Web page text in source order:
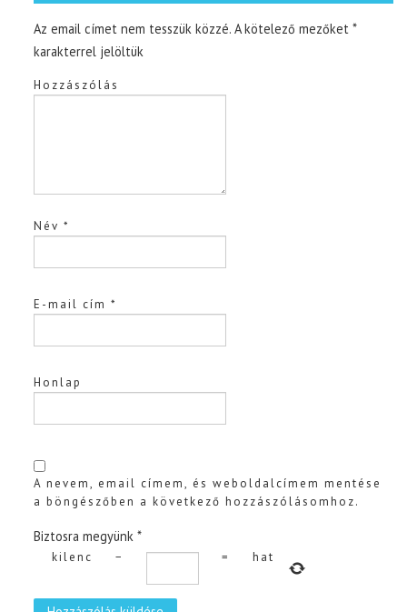
Az email címet nem tesszük közzé. A kötelező mezőket*
karakterrel jelöltük
Hozzászólás
Név*
E-mail cím*
Honlap
A nevem, email címem, és weboldalcímem mentése
a böngészőben a következő hozzászólásomhoz.
Biztosra megyünk *
kilenc − = hat